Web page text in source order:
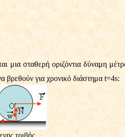
μια σταθερή οριζόντια δύναμη
βρεθούν για χρονικό διάστημα t=4s: